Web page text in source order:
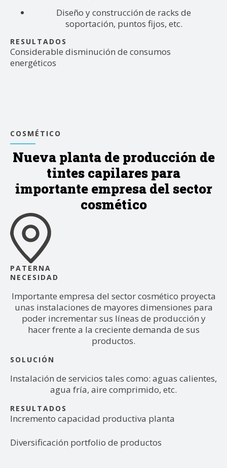
Diseño y construcción de racks de
soportación, puntos fijos, etc.
RESULTADOS
Considerable disminución de consumos
energéticos
COSMÉTICO
Nueva planta de producción de
tintes capilares para
importante empresa del sector
cosmético
PATERNA
NECESIDAD
Importante empresa del sector cosmético proyecta
unas instalaciones de mayores dimensiones para
poder incrementar sus líneas de producción y
hacer frente a la creciente demanda de sus
productos.
SOLUCIÓN
Instalación de servicios tales como: aguas calientes,
agua fría, aire comprimido, etc.
RESULTADOS
Incremento capacidad productiva planta
Diversificación portfolio de productos